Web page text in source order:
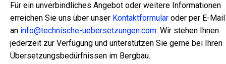
Für ein unverbindliches Angebot oder weitere Informationen
erreichen Sie uns über unser Kontaktformular oder per E-Mail
an info@technische-uebersetzungen.com. Wir stehen Ihnen
jederzeit zur Verfügung und unterstützen Sie gerne bei Ihren
Übersetzungsbedürfnissen im Bergbau.